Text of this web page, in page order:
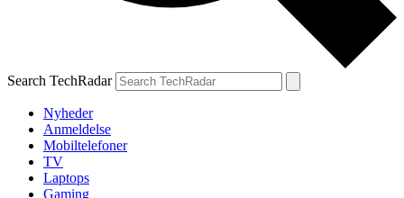
Search TechRadar
Nyheder
Anmeldelse
Mobiltelefoner
TV
Laptops
Gaming